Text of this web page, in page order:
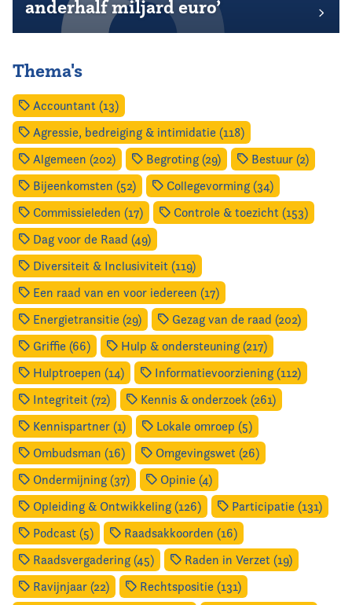
anderhalf miljard euro’
Thema's
Accountant (13)
Agressie, bedreiging & intimidatie (118)
Algemeen (202)
Begroting (29)
Bestuur (2)
Bijeenkomsten (52)
Collegevorming (34)
Commissieleden (17)
Controle & toezicht (153)
Dag voor de Raad (49)
Diversiteit & Inclusiviteit (119)
Een raad van en voor iedereen (17)
Energietransitie (29)
Gezag van de raad (202)
Griffie (66)
Hulp & ondersteuning (217)
Hulptroepen (14)
Informatievoorziening (112)
Integriteit (72)
Kennis & onderzoek (261)
Kennispartner (1)
Lokale omroep (5)
Ombudsman (16)
Omgevingswet (26)
Ondermijning (37)
Opinie (4)
Opleiding & Ontwikkeling (126)
Participatie (131)
Podcast (5)
Raadsakkoorden (16)
Raadsvergadering (45)
Raden in Verzet (19)
Ravijnjaar (22)
Rechtspositie (131)